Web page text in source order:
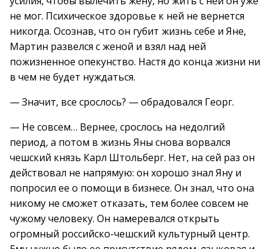
не мог. Психическое здоровье к ней не вернется
никогда. Осознав, что он губит жизнь себе и Яне,
Мартин развелся с женой и взял над ней
пожизненное опекунство. Настя до конца жизни ни
в чем не будет нуждаться.
— Значит, все срослось? — обрадовался Георг.
— Не совсем… Вернее, срослось на недолгий
период, а потом в жизнь Яны снова ворвался
чешский князь Карл Штольберг. Нет, на сей раз он
действовал не напрямую: он хорошо знал Яну и
попросил ее о помощи в бизнесе. Он знал, что она
никому не сможет отказать, тем более совсем не
чужому человеку. Он намеревался открыть
огромный российско-чешский культурный центр.